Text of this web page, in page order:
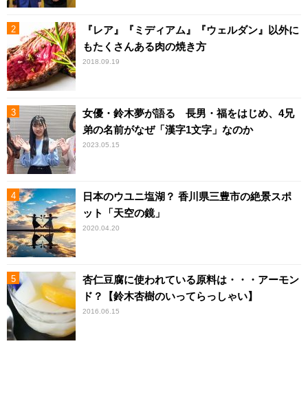
『レア』『ミディアム』『ウェルダン』以外に
もたくさんある肉の焼き方
2018.09.19
女優・鈴木夢が語る 長男・福をはじめ、4兄
弟の名前がなぜ「漢字1文字」なのか
2023.05.15
日本のウユニ塩湖？ 香川県三豊市の絶景スポ
ット「天空の鏡」
2020.04.20
杏仁豆腐に使われている原料は・・・アーモン
ド？【鈴木杏樹のいってらっしゃい】
2016.06.15